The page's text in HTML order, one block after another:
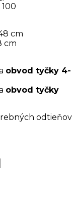
cm
cm
obvod tyčky 4-
obvod tyčky
odtieňov